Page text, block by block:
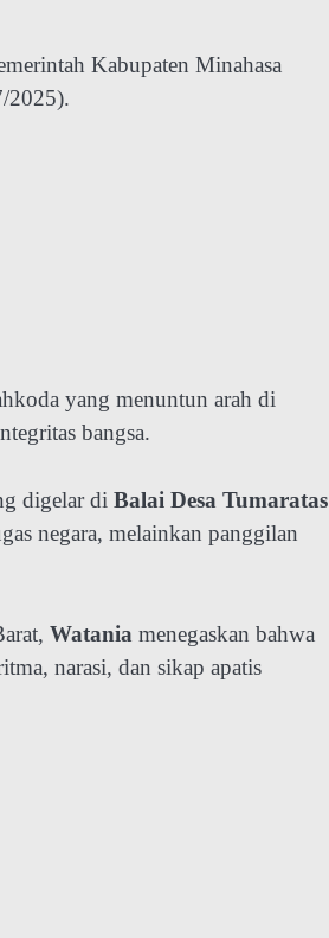
Kabupaten Minahasa
2025).
yang menuntun arah di
bangsa.
digelar di Balai Desa Tumaratas
negara, melainkan panggilan
Watania menegaskan bahwa
narasi, dan sikap apatis